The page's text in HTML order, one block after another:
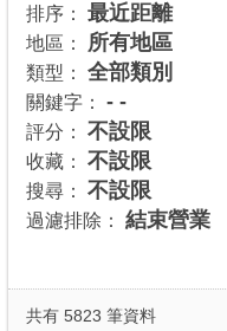
商家合作
推薦景點
討論區
APP下載
排序： 最近距離
地區： 所有地區
類型： 全部類別
關鍵字： - -
評分： 不設限
收藏： 不設限
搜尋： 不設限
過濾排除： 結束營業
共有 5823 筆資料